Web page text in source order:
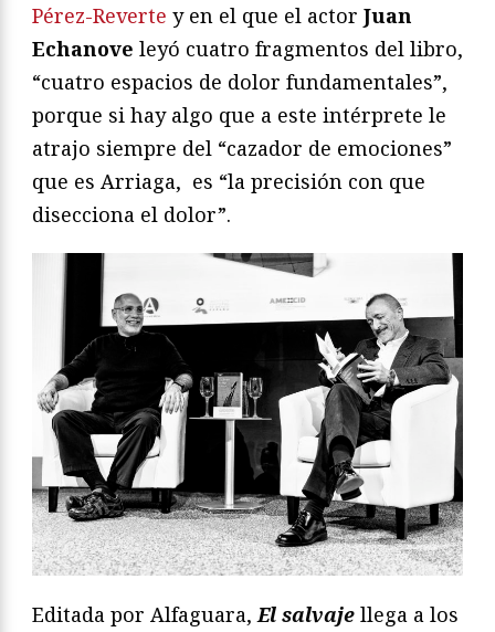
Pérez-Reverte y en el que el actor Juan
Echanove leyó cuatro fragmentos del libro,
“cuatro espacios de dolor fundamentales”,
porque si hay algo que a este intérprete le
atrajo siempre del “cazador de emociones”
que es Arriaga, es “la precisión con que
disecciona el dolor”.
Editada por Alfaguara,El salvaje llega a los